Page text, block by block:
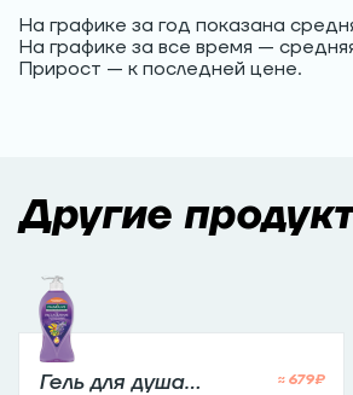
На графике за год показана
На графике за все время —
Прирост — к последней цене.
Другие
Гель для душа ≈679₽